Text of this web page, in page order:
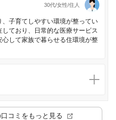
30代/女性/住人
子育てしやすい環境が整ってい
ており、日常的な医療サービス
して家族で暮らせる住環境が整
コミをもっと見る